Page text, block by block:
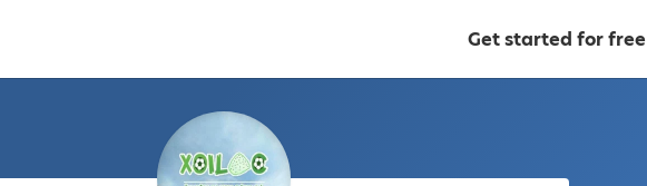
Get started for free